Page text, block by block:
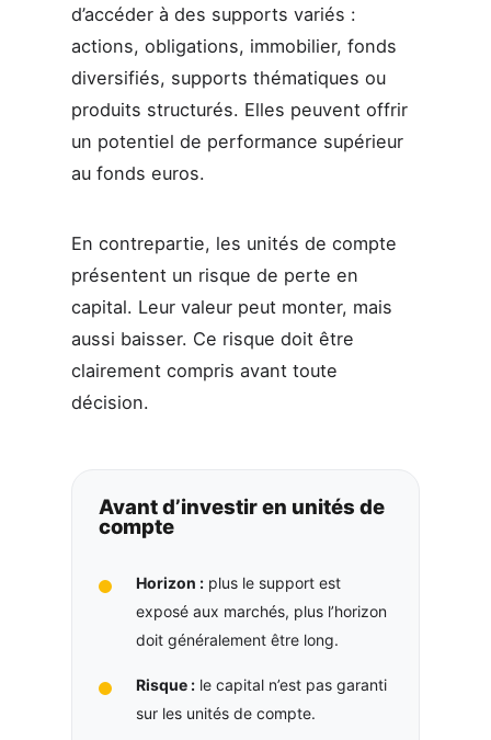
d’accéder à des supports variés :
actions, obligations, immobilier, fonds
diversifiés, supports thématiques ou
produits structurés. Elles peuvent offrir
un potentiel de performance supérieur
au fonds euros.
En contrepartie, les unités de compte
présentent un risque de perte en
capital. Leur valeur peut monter, mais
aussi baisser. Ce risque doit être
clairement compris avant toute
décision.
Avant d’investir en unités de
compte
Horizon :plus le support est
exposé aux marchés, plus l’horizon
doit généralement être long.
Risque :le capital n’est pas garanti
sur les unités de compte.